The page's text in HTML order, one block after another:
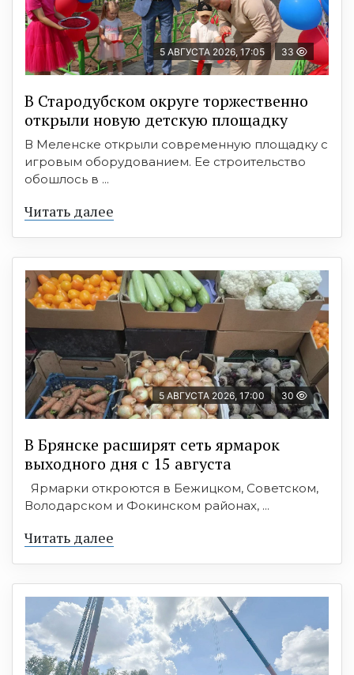
5 АВГУСТА 2026, 17:05 33
В Стародубском округе торжественно
открыли новую детскую площадку
В Меленске открыли современную площадку с
игровым оборудованием. Ее строительство
обошлось в ...
Читать далее
5 АВГУСТА 2026, 17:00 30
В Брянске расширят сеть ярмарок
выходного дня с 15 августа
Ярмарки откроются в Бежицком, Советском,
Володарском и Фокинском районах, ...
Читать далее